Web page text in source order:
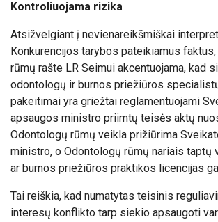
Kontroliuojama rizika
Atsižvelgiant į nevienareikšmiškai
Konkurencijos tarybos pateikiamus
rūmų rašte LR Seimui akcentuojama, kad
odontologų ir burnos priežiūros
pakeitimai yra griežtai reglamentuojami
apsaugos ministro priimtų teisės aktų
Odontologų rūmų veikla prižiūrima
ministro, o Odontologų rūmų nariais taptų
ar burnos priežiūros praktikos licencijas
Tai reiškia, kad numatytas teisinis
interesų konflikto tarp siekio apsaugoti